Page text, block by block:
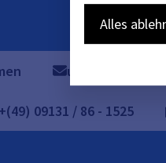
+(49) 09131 / 86 - 1525
Alles